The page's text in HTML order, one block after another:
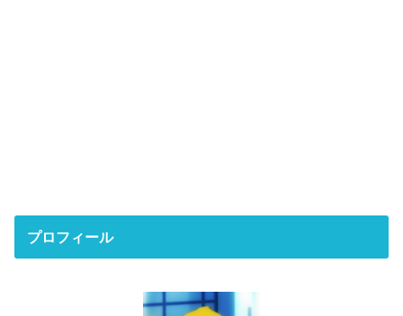
プロフィール